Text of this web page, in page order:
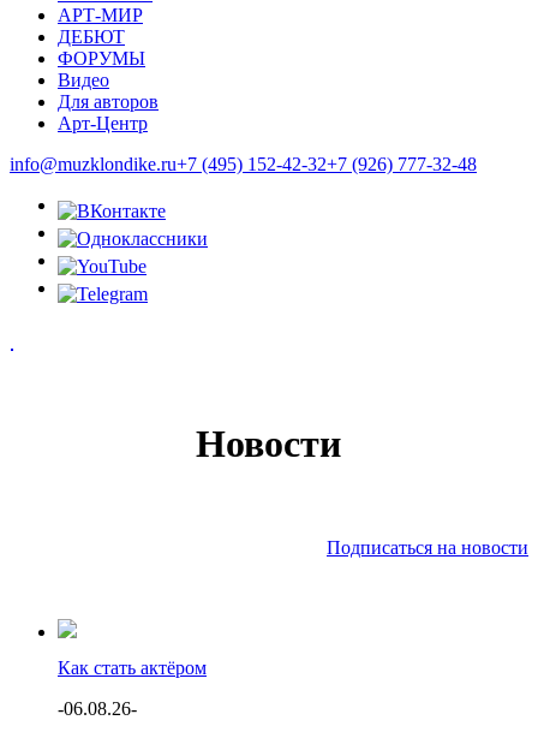
АРТ-МИР
ДЕБЮТ
ФОРУМЫ
Видео
Для авторов
Арт-Центр
info@muzklondike.ru+7 (495) 152-42-32+7 (926) 777-32-48
Новости
Подписаться на новости
Как стать актёром
-06.08.26-